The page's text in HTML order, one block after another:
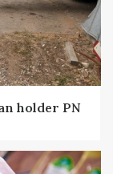
holder PN